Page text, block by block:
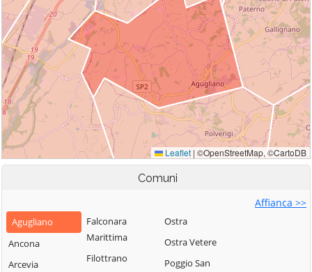
Comuni
Affianca >>
Agugliano
Ancona
Arcevia
Falconara
Marittima
Filottrano
Ostra
Ostra Vetere
Poggio San